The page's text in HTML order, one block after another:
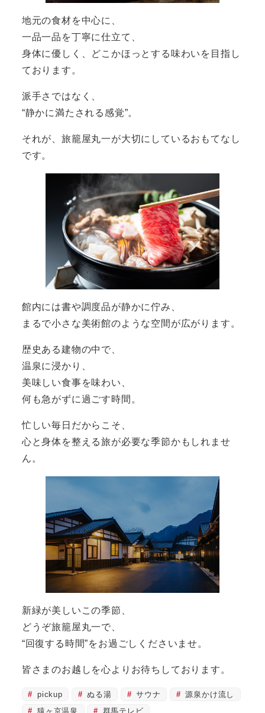
地元の食材を中心に、
一品一品を丁寧に仕立て、
身体に優しく、どこかほっとする味わいを目指し
ております。
派手さではなく、
“静かに満たされる感覚”。
それが、旅籠屋丸一が大切にしているおもてなし
です。
館内には書や調度品が静かに佇み、
まるで小さな美術館のような空間が広がります。
歴史ある建物の中で、
温泉に浸かり、
美味しい食事を味わい、
何も急がずに過ごす時間。
忙しい毎日だからこそ、
心と身体を整える旅が必要な季節かもしれませ
ん。
新緑が美しいこの季節、
どうぞ旅籠屋丸一で、
“回復する時間”をお過ごしくださいませ。
皆さまのお越しを心よりお待ちしております。
pickup ぬる湯 サウナ
源泉かけ流し
猿ヶ京温泉
群馬テレビ